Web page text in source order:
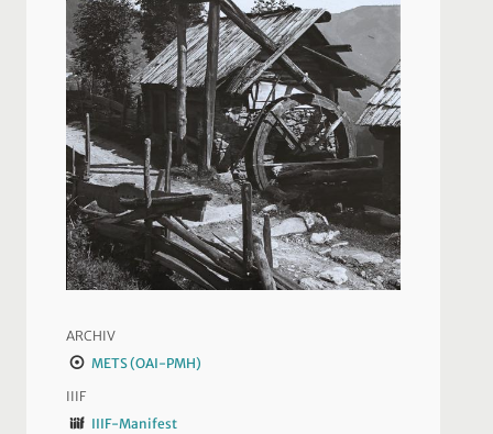
ARCHIV
METS (OAI-PMH)
IIIF
IIIF-Manifest